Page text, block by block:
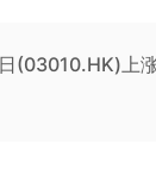
(03010.HK)上